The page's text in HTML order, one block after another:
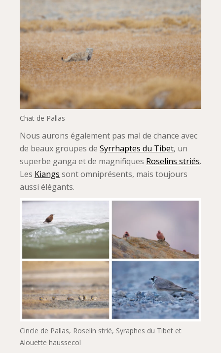
Chat de Pallas
Nous aurons également pas mal de chance avec
de beaux groupes de Syrrhaptes du Tibet, un
superbe ganga et de magnifiques Roselins striés.
Les Kiangs sont omniprésents, mais toujours
aussi élégants.
Cincle de Pallas, Roselin strié, Syraphes du Tibet et
Alouette haussecol